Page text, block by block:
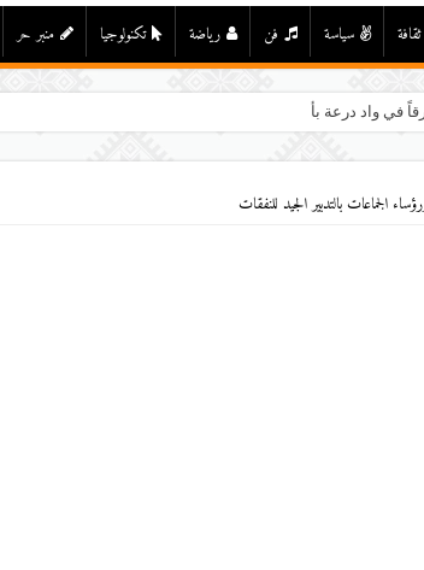
ثقافة سياسة فن رياضة تكنولوجيا منبر حر
في واد درعة بأولاد يحيى لكراير
الجماعات بالتدبير الجيد للنفقات